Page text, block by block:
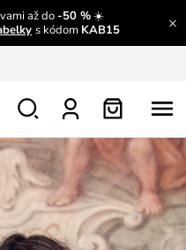
až do-50 %☀️
s kódom KAB15